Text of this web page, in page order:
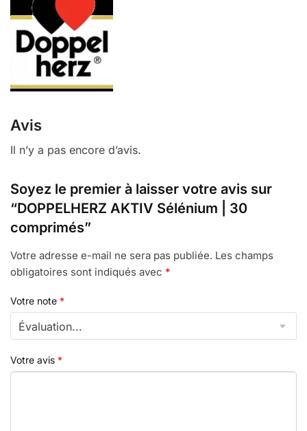
Avis
Il n’y a pas encore d’avis.
Soyez le premier à laisser votre avis sur
“DOPPELHERZ AKTIV Sélénium | 30
comprimés”
Votre adresse e-mail ne sera pas publiée. Les champs
obligatoires sont indiqués avec *
Votre note *
Votre avis *